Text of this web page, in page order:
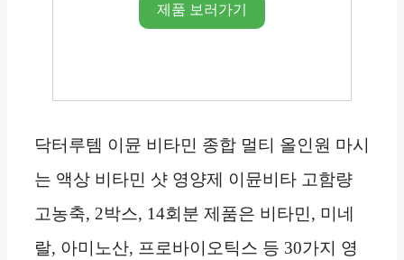
제품 보러가기
닥터루템 이뮨 비타민 종합 멀티 올인원 마시
는 액상 비타민 샷 영양제 이뮨비타 고함량
고농축, 2박스, 14회분 제품은 비타민, 미네
랄, 아미노산, 프로바이오틱스 등 30가지 영